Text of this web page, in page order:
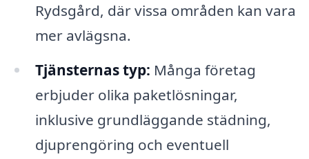
Rydsgård, där vissa områden kan vara
mer avlägsna.
Tjänsternas typ: Många företag
erbjuder olika paketlösningar,
inklusive grundläggande städning,
djuprengöring och eventuell